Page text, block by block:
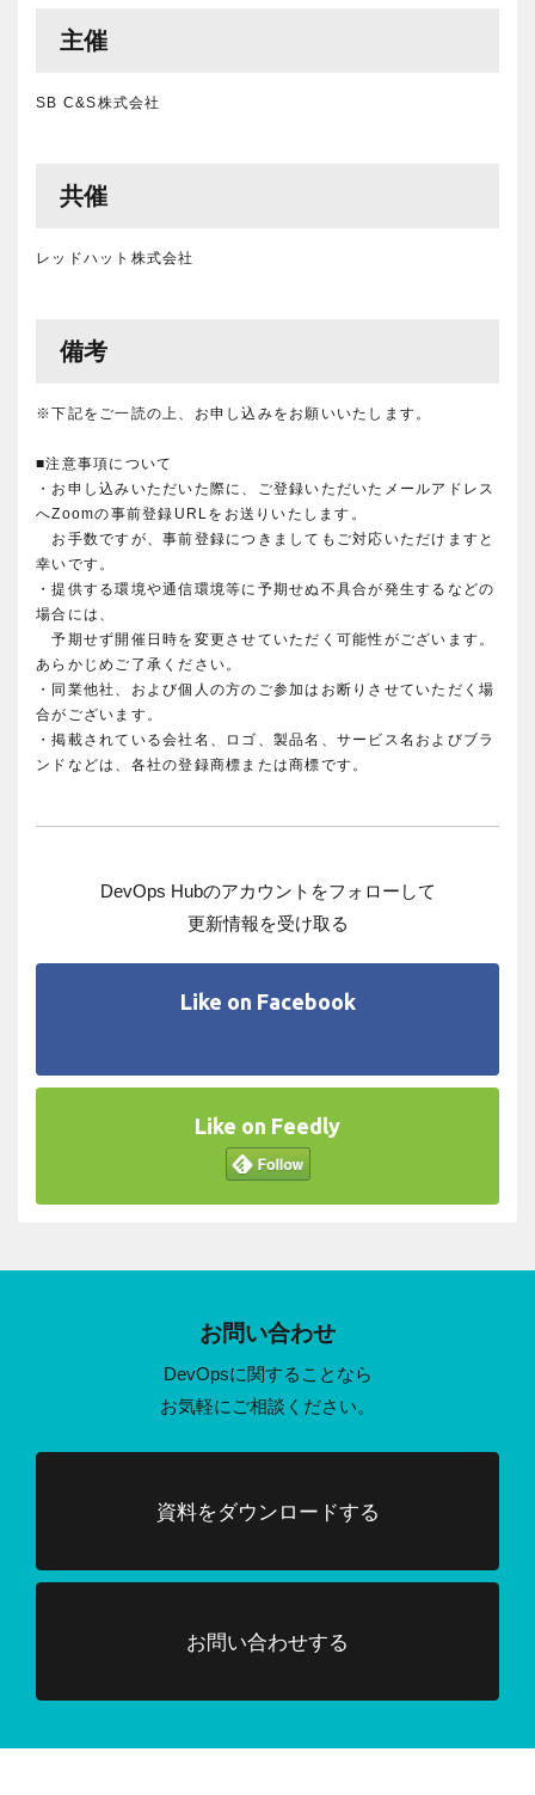
主催
SB C&S株式会社
共催
レッドハット株式会社
備考
※下記をご一読の上、お申し込みをお願いいたします。
■注意事項について
・お申し込みいただいた際に、ご登録いただいたメールアドレス
へZoomの事前登録URLをお送りいたします。
お手数ですが、事前登録につきましてもご対応いただけますと
幸いです。
・提供する環境や通信環境等に予期せぬ不具合が発生するなどの
場合には、
予期せず開催日時を変更させていただく可能性がございます。
あらかじめご了承ください。
・同業他社、および個人の方のご参加はお断りさせていただく場
合がございます。
・掲載されている会社名、ロゴ、製品名、サービス名およびブラ
ンドなどは、各社の登録商標または商標です。
DevOps Hubのアカウントをフォローして
更新情報を受け取る
Like on Facebook
Like on Feedly
お問い合わせ
DevOpsに関することなら
お気軽にご相談ください。
資料をダウンロードする
お問い合わせする